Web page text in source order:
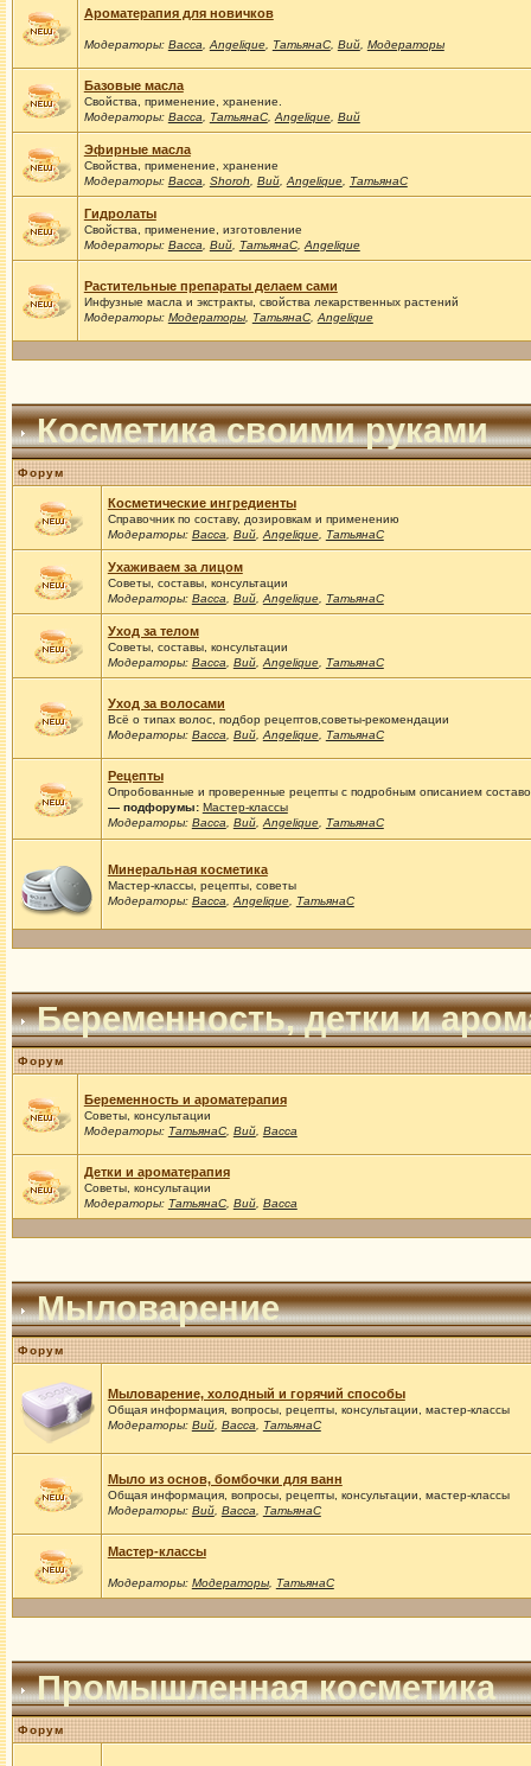
Ароматерапия для новичков
Модераторы: Васса Angelique, ТатьянаС, Вий, Модераторы
Базовые масла
Свойства, применение, хранение.
Модераторы: Васса ТатьянаС, Angelique, Вий
Эфирные масла
Свойства, применение, хранение
Модераторы: Васса Shoroh Вий, Angelique, ТатьянаС
Гидролаты
Свойства, применение, изготовление
Модераторы: Васса Вий, ТатьянаС, Angelique
Растительные препараты делаем сами
Инфузные масла и экстракты, свойства лекарственных растений
Модераторы: Модераторы, ТатьянаС, Angelique
Косметика своими руками
Форум
Косметические ингредиенты
Справочник по составу, дозировкам и применению
Модераторы: Васса Вий, Angelique, ТатьянаС
Ухаживаем за лицом
Советы, составы, консультации
Модераторы: Васса Вий, Angelique, ТатьянаС
Уход за телом
Советы, составы, консультации
Модераторы: Васса Вий, Angelique, ТатьянаС
Уход за волосами
Всё о типах волос, подбор рецептов,советы-рекомендации
Модераторы: Васса Вий, Angelique, ТатьянаС
Рецепты
Опробованные и проверенные рецепты с подробным описанием
— подфорумы: Мастер-классы
Модераторы: Васса Вий, Angelique, ТатьянаС
Минеральная косметика
Мастер-классы, рецепты, советы
Модераторы: Васса Angelique, ТатьянаС
Беременность, детки и
Форум
Беременность и ароматерапия
Советы, консультации
Модераторы: ТатьянаС, Вий, Васса
Детки и ароматерапия
Советы, консультации
Модераторы: ТатьянаС, Вий, Васса
Мыловарение
Форум
Мыловарение, холодный и горячий способы
Общая информация, вопросы, рецепты, консультации, мастер-классы
Модераторы: Вий, Васса ТатьянаС
Мыло из основ, бомбочки для ванн
Общая информация, вопросы, рецепты, консультации, мастер-классы
Модераторы: Вий, Васса ТатьянаС
Мастер-классы
Модераторы: Модераторы, ТатьянаС
Промышленная косметика
Форум